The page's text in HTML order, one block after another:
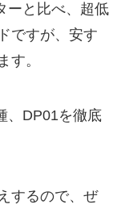
ーと比べ、超低
ですが、安す
す。
、DP01を徹底
するので、ぜ